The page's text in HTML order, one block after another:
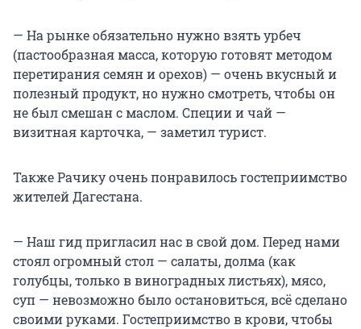
— На рынке обязательно нужно взять урбеч
(пастообразная масса, которую готовят методом
перетирания семян и орехов) — очень вкусный и
полезный продукт, но нужно смотреть, чтобы он
не был смешан с маслом. Специи и чай —
визитная карточка, — заметил турист.
Также Рачику очень понравилось гостеприимство
жителей Дагестана.
— Наш гид пригласил нас в свой дом. Перед нами
стоял огромный стол — салаты, долма (как
голубцы, только в виноградных листьях), мясо,
суп — невозможно было остановиться, всё сделано
своими руками. Гостеприимство в крови, чтобы